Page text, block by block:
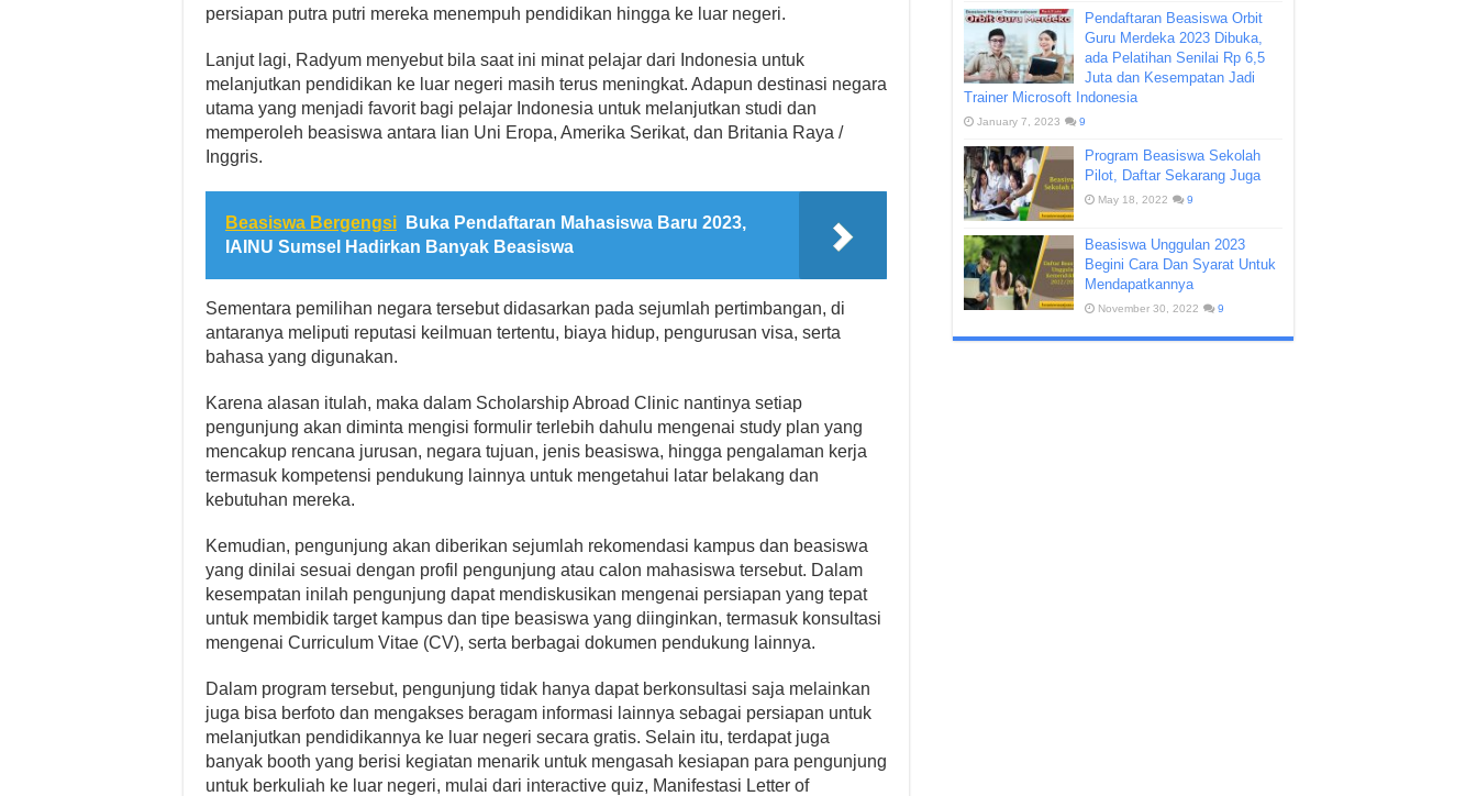
persiapan putra putri mereka menempuh pendidikan hingga ke luar negeri.
Lanjut lagi, Radyum menyebut bila saat ini minat pelajar dari Indonesia untuk
melanjutkan pendidikan ke luar negeri masih terus meningkat. Adapun destinasi negara
utama yang menjadi favorit bagi pelajar Indonesia untuk melanjutkan studi dan
memperoleh beasiswa antara lian Uni Eropa, Amerika Serikat, dan Britania Raya /
Inggris.
Beasiswa Bergengsi
Buka Pendaftaran Mahasiswa Baru 2023,
IAINU Sumsel Hadirkan Banyak Beasiswa
Sementara pemilihan negara tersebut didasarkan pada sejumlah pertimbangan, di
antaranya meliputi reputasi keilmuan tertentu, biaya hidup, pengurusan visa, serta
bahasa yang digunakan.
Karena alasan itulah, maka dalam Scholarship Abroad Clinic nantinya setiap
pengunjung akan diminta mengisi formulir terlebih dahulu mengenai study plan yang
mencakup rencana jurusan, negara tujuan, jenis beasiswa, hingga pengalaman kerja
termasuk kompetensi pendukung lainnya untuk mengetahui latar belakang dan
kebutuhan mereka.
Kemudian, pengunjung akan diberikan sejumlah rekomendasi kampus dan beasiswa
yang dinilai sesuai dengan profil pengunjung atau calon mahasiswa tersebut. Dalam
kesempatan inilah pengunjung dapat mendiskusikan mengenai persiapan yang tepat
untuk membidik target kampus dan tipe beasiswa yang diinginkan, termasuk konsultasi
mengenai Curriculum Vitae (CV), serta berbagai dokumen pendukung lainnya.
Dalam program tersebut, pengunjung tidak hanya dapat berkonsultasi saja melainkan
juga bisa berfoto dan mengakses beragam informasi lainnya sebagai persiapan untuk
melanjutkan pendidikannya ke luar negeri secara gratis. Selain itu, terdapat juga
banyak booth yang berisi kegiatan menarik untuk mengasah kesiapan para pengunjung
untuk berkuliah ke luar negeri, mulai dari interactive quiz, Manifestasi Letter of
Pendaftaran Beasiswa Orbit
Guru Merdeka 2023 Dibuka,
ada Pelatihan Senilai Rp 6,5
Juta dan Kesempatan Jadi
Trainer Microsoft Indonesia
January 7, 2023 9
Program Beasiswa Sekolah
Pilot, Daftar Sekarang Juga
May 18, 2022 9
Beasiswa Unggulan 2023
Begini Cara Dan Syarat Untuk
Mendapatkannya
November 30, 2022 9